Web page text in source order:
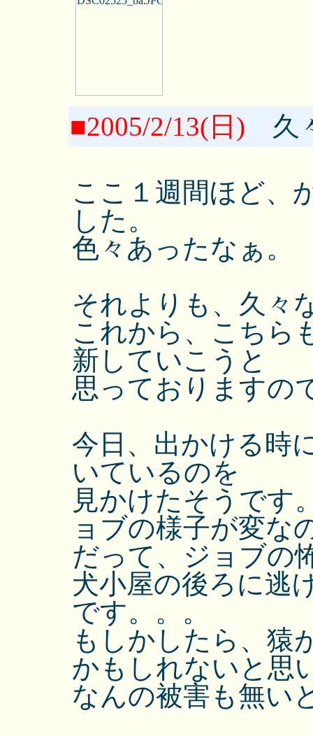
■2005/2/13(日) 久
ここ１週間ほど、
した。
色々あったなぁ。
それよりも、久々
これから、こちら
新していこうと
思っておりますの
今日、出かける時
いているのを
見かけたそうです
ョブの様子が変な
だって、ジョブの
犬小屋の後ろに逃
です。。。
もしかしたら、猿
かもしれないと思
なんの被害も無い